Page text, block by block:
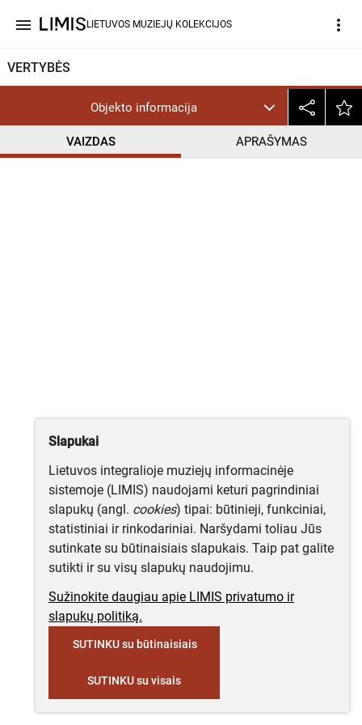
menu LIETUVOS MUZIEJŲ KOLEKCIJOS more_vert
VERTYBĖS
Objekto informacija
VAIZDAS APRAŠYMAS
CC BY help_outline
Slapukai
Lietuvos integralioje muziejų informacinėje
sistemoje (LIMIS) naudojami keturi pagrindiniai
slapukų (angl. cookies) tipai: būtinieji, funkciniai,
statistiniai ir rinkodariniai. Naršydami toliau Jūs
sutinkate su būtinaisiais slapukais. Taip pat galite
sutikti ir su visų slapukų naudojimu.
Sužinokite daugiau apie LIMIS privatumo ir
slapukų politiką.
SUTINKU su būtinaisiais
SUTINKU su visais